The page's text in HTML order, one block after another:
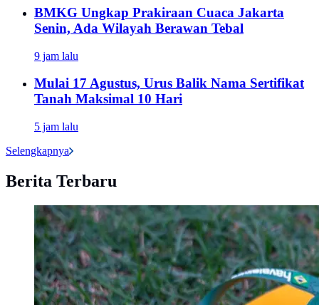
BMKG Ungkap Prakiraan Cuaca Jakarta
Senin, Ada Wilayah Berawan Tebal
9 jam lalu
Mulai 17 Agustus, Urus Balik Nama Sertifikat
Tanah Maksimal 10 Hari
5 jam lalu
Selengkapnya
Berita Terbaru